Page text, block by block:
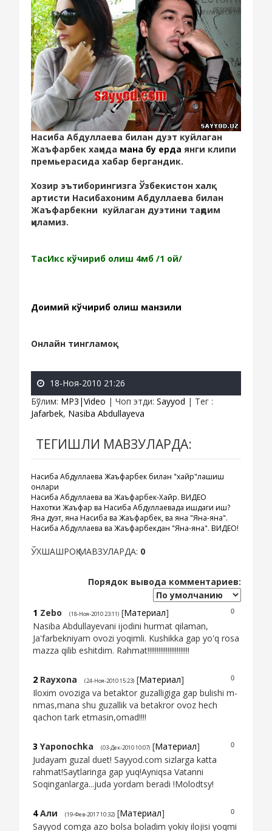
Насиба Абдуллаева билан дуэт куйлаган
Жаъфарбек хақида мана бу ерда янги клипи
премьерасида хабар бергандик.
Хозир эътиборингизга Ўзбекистон халқ
артисти Насибахоним Абдуллаева билан
Жаъфарбекни куйлаган дуэтини тақдим
қиламиз.
ТасИкс кўчириб олиш 4мб /1 ой/
Доимий кўчириб олиш манзили
Онлайн тингламоқ:
18-Ноя-2010 21:26
Бўлим: MP3|Video | Чоп этди: Sayyod | Тег :
Jafarbek, Nasiba Abdullayeva
ТЕГИШЛИ МАВЗУЛАРДА:
Насиба Абдуллаева Жаъфарбек билан "хайр"лашиш
онлари
Насиба Абдуллаева ва Жаъфарбек-Хайр. ВИДЕО
Нахотки Жаъфар ва Насиба Абдуллаевада ишдаги ишқ?
Яна дуэт, яна Насиба ва Жаъфарбек, ва яна "Яна-яна".
Насиба Абдуллаева ва Жаъфарбекдан "Яна-яна". ВИДЕО!
ЎХШАШРОҚ МАВЗУЛАРДА: 0
Порядок вывода комментариев:
0
1 Zebo (18-Ноя-2010 23:11) [Материал]
Nasiba Abdullayevani ijodini hurmat qilaman,
Ja'farbekniyam ovozi yoqimli. Kushikka gap yo'q rosa
mazza qilib eshitdim. Rahmat!!!!!!!!!!!!!!!!!!!!!!!
0
2 Rayxona (24-Ноя-2010 15:23) [Материал]
Iloxim ovoziga va betaktor guzalligiga gap bulishi m-
nmas,mana shu guzallik va betakror ovoz hech
qachon tark etmasin,omad!!!!
0
3 Yaponochka (03-Дек-2010 10:07) [Материал]
Judayam guzal duet! Sayyod.com sizlarga katta
rahmat!Saytlaringa gap yuq!Ayniqsa Vatanni
Soqinganlarga...juda yordam beradi !Molodtsy!
0
4 Али (19-Фев-2017 10:32) [Материал]
Sayyod comga azo bolsa boladim yokiy ilojisi yoqmi